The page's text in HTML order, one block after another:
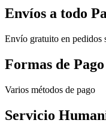
Envíos a todo
Envío gratuito en pedidos
Formas de Pago
Varios métodos de pago
Servicio